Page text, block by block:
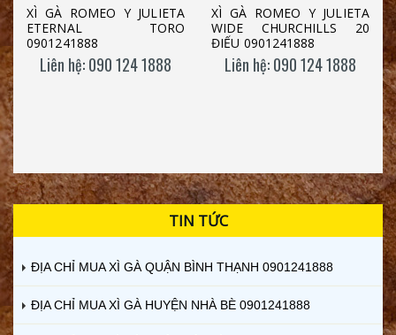
XÌ GÀ ROMEO Y JULIETA
ETERNAL TORO
0901241888
Liên hệ: 090 124 1888
XÌ GÀ ROMEO Y JULIETA
WIDE CHURCHILLS 20
ĐIẾU 0901241888
Liên hệ: 090 124 1888
TIN TỨC
ĐỊA CHỈ MUA XÌ GÀ QUẬN BÌNH THẠNH 0901241888
ĐỊA CHỈ MUA XÌ GÀ HUYỆN NHÀ BÈ 0901241888